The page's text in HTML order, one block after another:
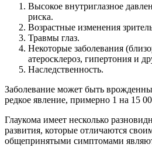
Высокое внутриглазное
риска.
Возрастные изменения
Травмы глаз.
Некоторые заболевания
атеросклероз, гипертония и
Наследственность.
Заболевание может быть
редкое явление, примерно 1 на 15
Глаукома имеет несколько
развития, которые отличаются
общепринятыми симптомами